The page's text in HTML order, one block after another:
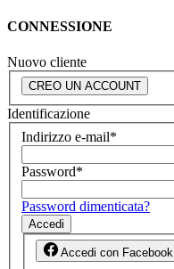
CONNESSIONE
Nuovo cliente
CREO UN ACCOUNT
Identificazione
Indirizzo e-mail*
Password*
Password dimenticata?
Accedi
Accedi con Facebook